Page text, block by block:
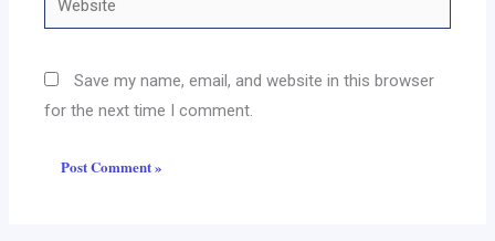
Save my name, email, and website in this browser
for the next time I comment.